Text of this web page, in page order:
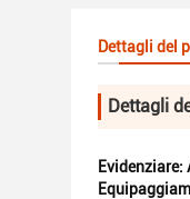
Dettagli del
Dettagli
Evidenziare: